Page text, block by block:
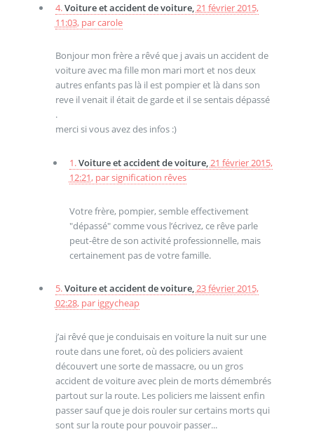
4.Voiture et accident de voiture, 21 février 2015,
11:03, parcarole
Bonjour mon frère a rêvé que j avais un accident de
voiture avec ma fille mon mari mort et nos deux
autres enfants pas là il est pompier et là dans son
reve il venait il était de garde et il se sentais dépassé
.
merci si vous avez des infos :)
1.Voiture et accident de voiture,21 février 2015,
12:21, parsignification rêves
Votre frère, pompier, semble effectivement
"dépassé" comme vous l’écrivez, ce rêve parle
peut-être de son activité professionnelle, mais
certainement pas de votre famille.
5.Voiture et accident de voiture,23 février 2015,
02:28, par iggycheap
j’ai rêvé que je conduisais en voiture la nuit sur une
route dans une foret, où des policiers avaient
découvert une sorte de massacre, ou un gros
accident de voiture avec plein de morts démembrés
partout sur la route. Les policiers me laissent enfin
passer sauf que je dois rouler sur certains morts qui
sont sur la route pour pouvoir passer...